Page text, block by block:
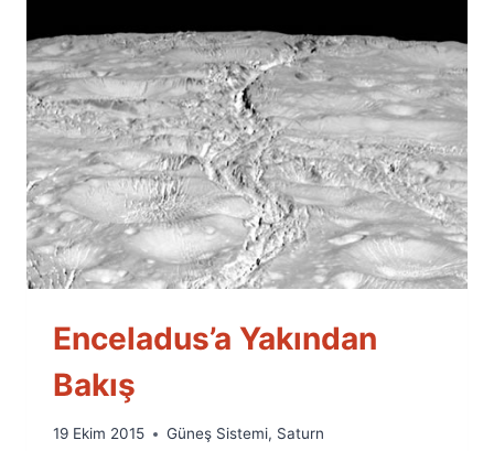
Enceladus’a Yakından
Bakış
By
19 Ekim 2015 Güneş Sistemi, Saturn